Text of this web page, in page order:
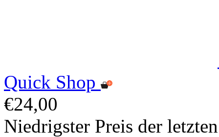
Quick Shop
€24,00
Niedrigster Preis der